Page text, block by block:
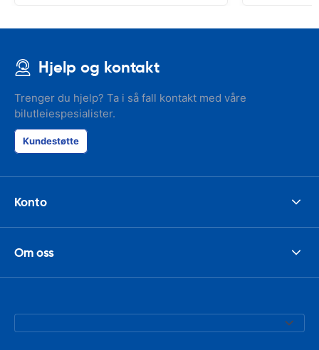
Hjelp og kontakt
Trenger du hjelp? Ta i så fall kontakt med våre
bilutleiespesialister.
Kundestøtte
Konto
Om oss